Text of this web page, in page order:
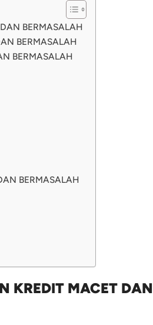
BERMASALAH
BERMASALAH
BERMASALAH
BERMASALAH
KREDIT MACET DAN